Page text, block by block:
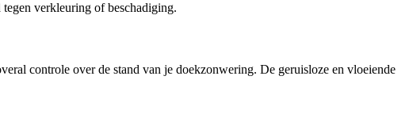
tegen verkleuring of beschadiging.
controle over de stand van je doekzonwering. De geruisloze en vloeiende